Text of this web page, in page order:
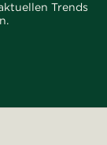
Trends